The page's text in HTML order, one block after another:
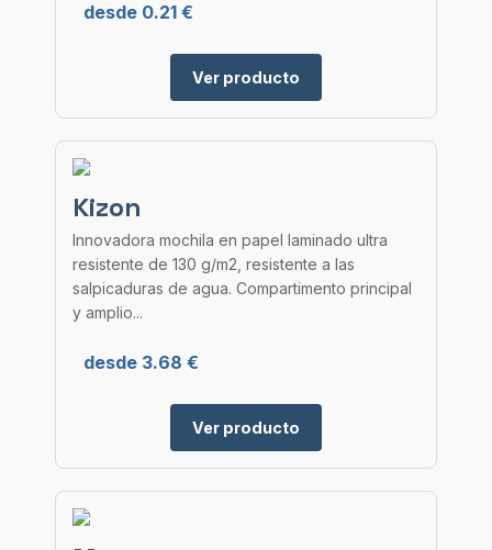
desde 0.21 €
Ver producto
Kizon
Innovadora mochila en papel laminado ultra
resistente de 130 g/m2, resistente a las
salpicaduras de agua. Compartimento principal
y amplio...
desde 3.68 €
Ver producto